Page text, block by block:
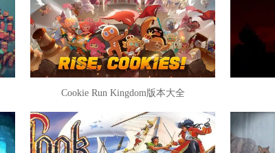
十足。喜欢这类游戏的小伙伴，
Cookie Run Kingdom版本大全